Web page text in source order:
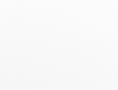
in ... (1)